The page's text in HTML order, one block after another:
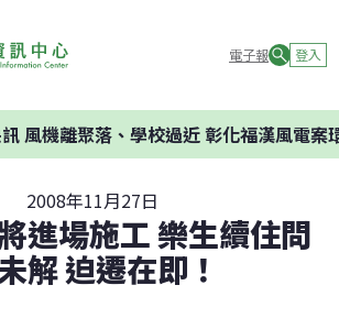
電子報 登入
機離聚落、學校過近 彰化福漢風電案環
2008年11月27日
進場施工 樂生續住問
解 迫遷在即！